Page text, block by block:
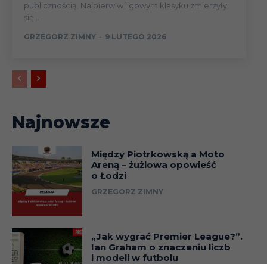
publicznością. Najpierw w ligowym klasyku zmierzyły
się...
GRZEGORZ ZIMNY - 9 LUTEGO 2026
Najnowsze
Między Piotrkowską a Moto
Areną – żużlowa opowieść
o Łodzi
GRZEGORZ ZIMNY
„Jak wygrać Premier League?”.
Ian Graham o znaczeniu liczb
i modeli w futbolu